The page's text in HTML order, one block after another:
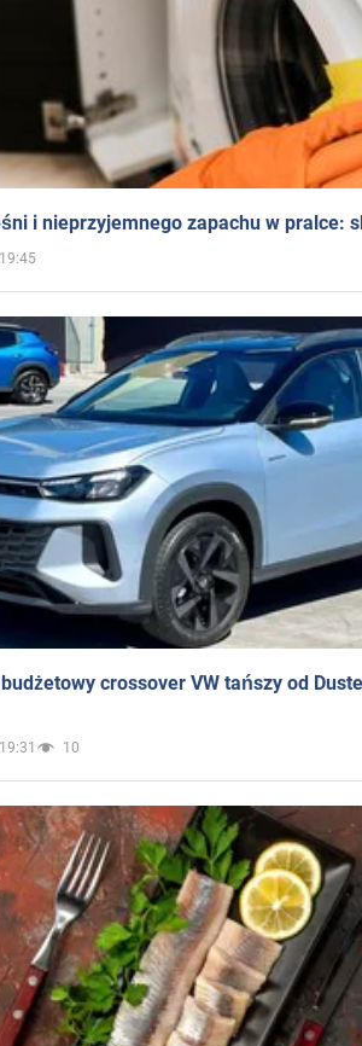
i nieprzyjemnego zapachu w pralce:
budżetowy crossover VW tańszy od
10